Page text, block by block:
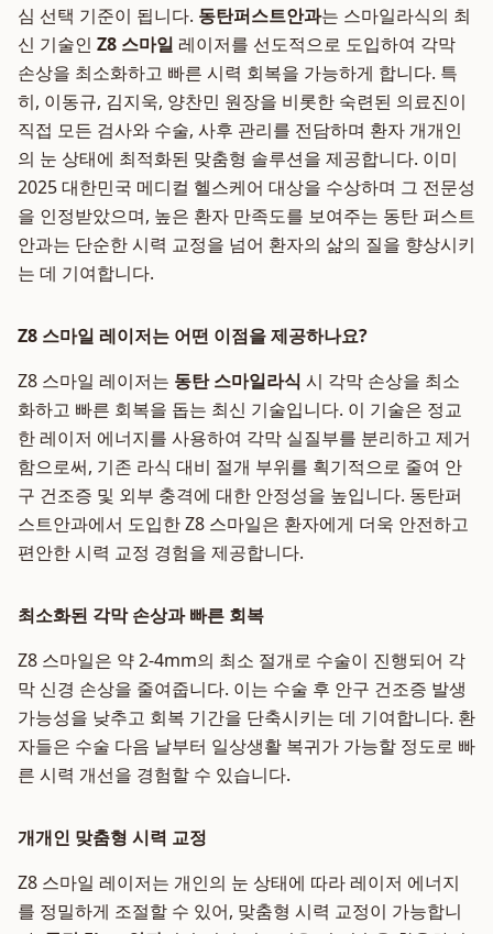
심 선택 기준이 됩니다. 동탄퍼스트안과는 스마일라식의 최
신 기술인 Z8 스마일 레이저를 선도적으로 도입하여 각막
손상을 최소화하고 빠른 시력 회복을 가능하게 합니다. 특
히, 이동규, 김지욱, 양찬민 원장을 비롯한 숙련된 의료진이
직접 모든 검사와 수술, 사후 관리를 전담하며 환자 개개인
의 눈 상태에 최적화된 맞춤형 솔루션을 제공합니다. 이미
2025 대한민국 메디컬 헬스케어 대상을 수상하며 그 전문성
을 인정받았으며, 높은 환자 만족도를 보여주는 동탄 퍼스트
안과는 단순한 시력 교정을 넘어 환자의 삶의 질을 향상시키
는 데 기여합니다.
Z8 스마일 레이저는 어떤 이점을 제공하나요?
Z8 스마일 레이저는 동탄 스마일라식 시 각막 손상을 최소
화하고 빠른 회복을 돕는 최신 기술입니다. 이 기술은 정교
한 레이저 에너지를 사용하여 각막 실질부를 분리하고 제거
함으로써, 기존 라식 대비 절개 부위를 획기적으로 줄여 안
구 건조증 및 외부 충격에 대한 안정성을 높입니다. 동탄퍼
스트안과에서 도입한 Z8 스마일은 환자에게 더욱 안전하고
편안한 시력 교정 경험을 제공합니다.
최소화된 각막 손상과 빠른 회복
Z8 스마일은 약 2-4mm의 최소 절개로 수술이 진행되어 각
막 신경 손상을 줄여줍니다. 이는 수술 후 안구 건조증 발생
가능성을 낮추고 회복 기간을 단축시키는 데 기여합니다. 환
자들은 수술 다음 날부터 일상생활 복귀가 가능할 정도로 빠
른 시력 개선을 경험할 수 있습니다.
개개인 맞춤형 시력 교정
Z8 스마일 레이저는 개인의 눈 상태에 따라 레이저 에너지
를 정밀하게 조절할 수 있어, 맞춤형 시력 교정이 가능합니